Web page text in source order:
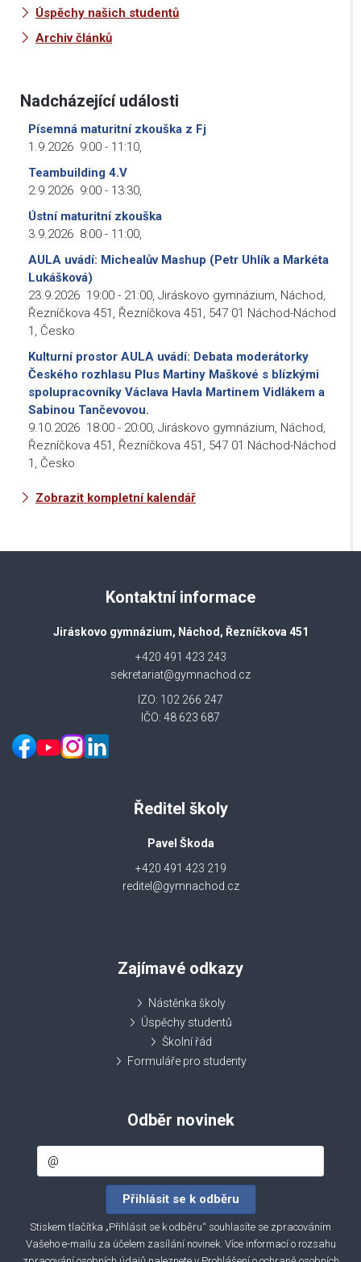
Úspěchy našich studentů
Archiv článků
Nadcházející události
Písemná maturitní zkouška z Fj
1.9.2026 9:00 - 11:10
Teambuilding 4.V
2.9.2026 9:00 - 13:30
Ústní maturitní zkouška
3.9.2026 8:00 - 11:00
AULA uvádí: Michealův Mashup (Petr Uhlík a Markéta
Lukášková)
23.9.2026 19:00 - 21:00 Jiráskovo gymnázium, Náchod,
Řezníčkova 451, Řezníčkova 451, 547 01 Náchod-Náchod
1, Česko
Kulturní prostor AULA uvádí: Debata moderátorky
Českého rozhlasu Plus Martiny Maškové s blízkými
spolupracovníky Václava Havla Martinem Vidlákem a
Sabinou Tančevovou.
9.10.2026 18:00 - 20:00 Jiráskovo gymnázium, Náchod,
Řezníčkova 451, Řezníčkova 451, 547 01 Náchod-Náchod
1, Česko
Zobrazit kompletní kalendář
Kontaktní informace
Jiráskovo gymnázium, Náchod, Řezníčkova 451
+420 491 423 243
sekretariat@gymnachod.cz
IZO: 102 266 247
IČO: 48 623 687
Ředitel školy
Pavel Škoda
+420 491 423 219
reditel@gymnachod.cz
Zajímavé odkazy
Nástěnka školy
Úspěchy studentů
Školní řád
Formuláře pro studenty
Odběr novinek
Stiskem tlačítka „Přihlásit se k odběru“ souhlasíte se zpracováním
Vašeho e-mailu za účelem zasílání novinek. Více informací o rozsahu